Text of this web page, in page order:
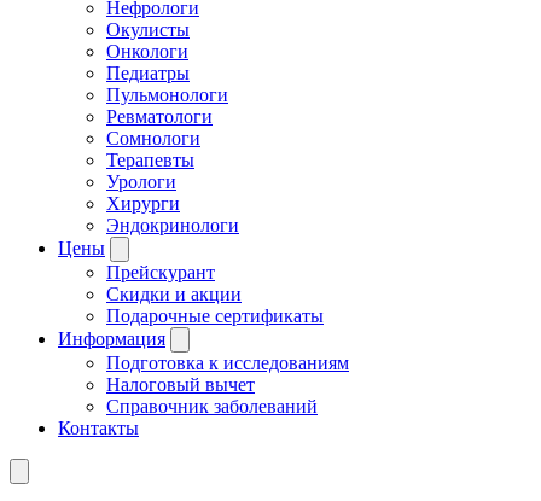
Нефрологи
Окулисты
Онкологи
Педиатры
Пульмонологи
Ревматологи
Сомнологи
Терапевты
Урологи
Хирурги
Эндокринологи
Цены
Прейскурант
Скидки и акции
Подарочные сертификаты
Информация
Подготовка к исследованиям
Налоговый вычет
Справочник заболеваний
Контакты